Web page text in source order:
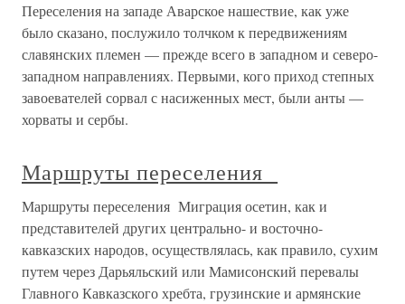
Переселения на западе Аварское нашествие, как уже
было сказано, послужило толчком к передвижениям
славянских племен — прежде всего в западном и северо-
западном направлениях. Первыми, кого приход степных
завоевателей сорвал с насиженных мест, были анты —
хорваты и сербы.
Маршруты переселения
Маршруты переселения Миграция осетин, как и
представителей других центрально- и восточно-
кавказских народов, осуществлялась, как правило, сухим
путем через Дарьяльский или Мамисонский перевалы
Главного Кавказского хребта, грузинские и армянские